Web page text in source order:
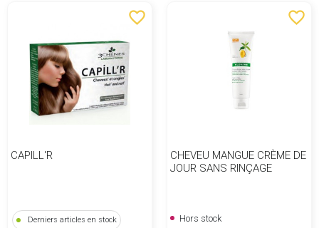
favorite_border
CAPILL'R
Derniers articles en stock
favorite_border
CHEVEU MANGUE CRÈME DE
JOUR SANS RINÇAGE
Hors stock